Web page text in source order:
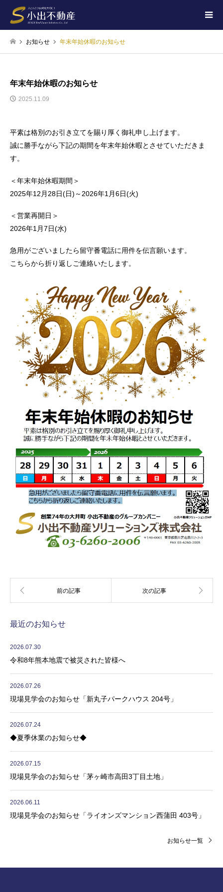
お知らせ 年末年始休暇のお知らせ
年末年始休暇のお知らせ
2025.11.09
平素は格別のお引き立てを賜り厚く御礼申し上げます。
誠に勝手ながら下記の期間を年末年始休暇とさせていただきま
す。
＜年末年始休暇期間＞
2025年12月28日(日)～2026年1月6日(火)
＜営業再開日＞
2026年1月7日(水)
急用がございましたら留守番電話に用件を伝言願います。
こちらから折り返しご連絡いたします。
最近のお知らせ
2026.07.30
令和8年熊本地震で被災された皆様へ
2026.07.26
現場見学会のお知らせ「新丸子パークハウス 204号」
2026.07.24
◆夏季休業のお知らせ◆
2026.07.15
現場見学会のお知らせ「茅ヶ崎市高田3丁目土地」
2026.06.11
現場見学会のお知らせ「ライオンズマンション西蒲田 403号」
お知らせ一覧